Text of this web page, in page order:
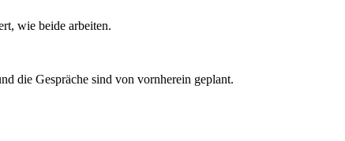
wie beide arbeiten.
die Gespräche sind von vornherein geplant.